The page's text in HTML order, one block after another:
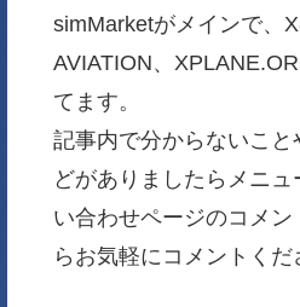
simMarketがメインで、
AVIATION、
てます。
記事内で分からないこと
どがありましたらメニュ
い合わせページのコメン
らお気軽にコメントくだ